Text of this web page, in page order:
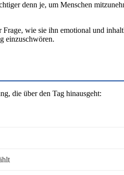
denn je, um Menschen
Frage, wie sie ihn emotional und
einzuschwören.
die über den Tag hinausgeht: